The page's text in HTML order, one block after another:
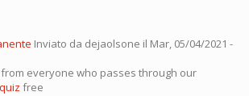
Inviato da dejaolsone il Mar, 05/04/2021 -
everyone who passes through our
free